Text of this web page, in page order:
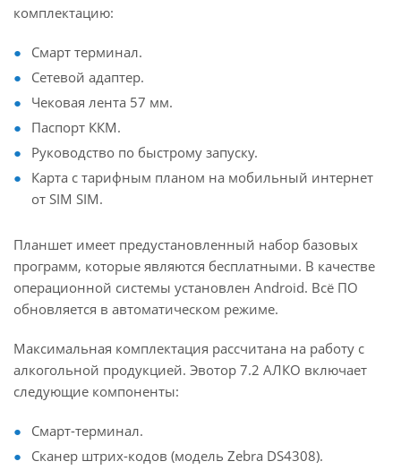
комплектацию:
Смарт терминал.
Сетевой адаптер.
Чековая лента 57 мм.
Паспорт ККМ.
Руководство по быстрому запуску.
Карта с тарифным планом на мобильный интернет
от SIM SIM.
Планшет имеет предустановленный набор базовых
программ, которые являются бесплатными. В качестве
операционной системы установлен Android. Всё ПО
обновляется в автоматическом режиме.
Максимальная комплектация рассчитана на работу с
алкогольной продукцией. Эвотор 7.2 АЛКО включает
следующие компоненты:
Смарт-терминал.
Сканер штрих-кодов (модель Zebra DS4308).